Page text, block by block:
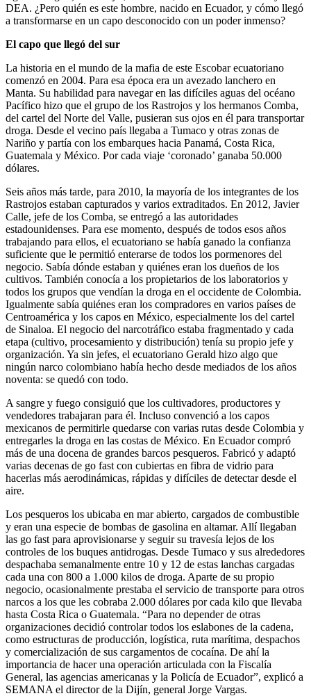
DEA. ¿Pero quién es este hombre, nacido en Ecuador, y cómo llegó
a transformarse en un capo desconocido con un poder inmenso?
El capo que llegó del sur
La historia en el mundo de la mafia de este Escobar ecuatoriano
comenzó en 2004. Para esa época era un avezado lanchero en
Manta. Su habilidad para navegar en las difíciles aguas del océano
Pacífico hizo que el grupo de los Rastrojos y los hermanos Comba,
del cartel del Norte del Valle, pusieran sus ojos en él para transportar
droga. Desde el vecino país llegaba a Tumaco y otras zonas de
Nariño y partía con los embarques hacia Panamá, Costa Rica,
Guatemala y México. Por cada viaje ‘coronado’ ganaba 50.000
dólares.
Seis años más tarde, para 2010, la mayoría de los integrantes de los
Rastrojos estaban capturados y varios extraditados. En 2012, Javier
Calle, jefe de los Comba, se entregó a las autoridades
estadounidenses. Para ese momento, después de todos esos años
trabajando para ellos, el ecuatoriano se había ganado la confianza
suficiente que le permitió enterarse de todos los pormenores del
negocio. Sabía dónde estaban y quiénes eran los dueños de los
cultivos. También conocía a los propietarios de los laboratorios y
todos los grupos que vendían la droga en el occidente de Colombia.
Igualmente sabía quiénes eran los compradores en varios países de
Centroamérica y los capos en México, especialmente los del cartel
de Sinaloa. El negocio del narcotráfico estaba fragmentado y cada
etapa (cultivo, procesamiento y distribución) tenía su propio jefe y
organización. Ya sin jefes, el ecuatoriano Gerald hizo algo que
ningún narco colombiano había hecho desde mediados de los años
noventa: se quedó con todo.
A sangre y fuego consiguió que los cultivadores, productores y
vendedores trabajaran para él. Incluso convenció a los capos
mexicanos de permitirle quedarse con varias rutas desde Colombia y
entregarles la droga en las costas de México. En Ecuador compró
más de una docena de grandes barcos pesqueros. Fabricó y adaptó
varias decenas de go fast con cubiertas en fibra de vidrio para
hacerlas más aerodinámicas, rápidas y difíciles de detectar desde el
aire.
Los pesqueros los ubicaba en mar abierto, cargados de combustible
y eran una especie de bombas de gasolina en altamar. Allí llegaban
las go fast para aprovisionarse y seguir su travesía lejos de los
controles de los buques antidrogas. Desde Tumaco y sus alrededores
despachaba semanalmente entre 10 y 12 de estas lanchas cargadas
cada una con 800 a 1.000 kilos de droga. Aparte de su propio
negocio, ocasionalmente prestaba el servicio de transporte para otros
narcos a los que les cobraba 2.000 dólares por cada kilo que llevaba
hasta Costa Rica o Guatemala. “Para no depender de otras
organizaciones decidió controlar todos los eslabones de la cadena,
como estructuras de producción, logística, ruta marítima, despachos
y comercialización de sus cargamentos de cocaína. De ahí la
importancia de hacer una operación articulada con la Fiscalía
General, las agencias americanas y la Policía de Ecuador”, explicó a
SEMANA el director de la Dijín, general Jorge Vargas.